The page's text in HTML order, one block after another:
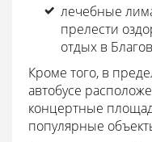
лечебные
прелести
отдых в
Кроме того, в
автобусе
концертные
популярные